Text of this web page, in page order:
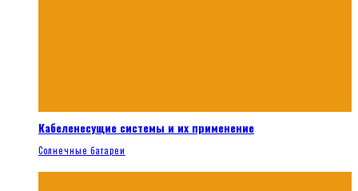
Кабеленесущие системы и их применение
Солнечные батареи